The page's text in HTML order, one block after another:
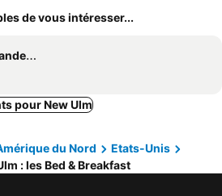
de vous intéresser...
Inn
pour New Ulm
du Nord
Etats-Unis
: les Bed & Breakfast